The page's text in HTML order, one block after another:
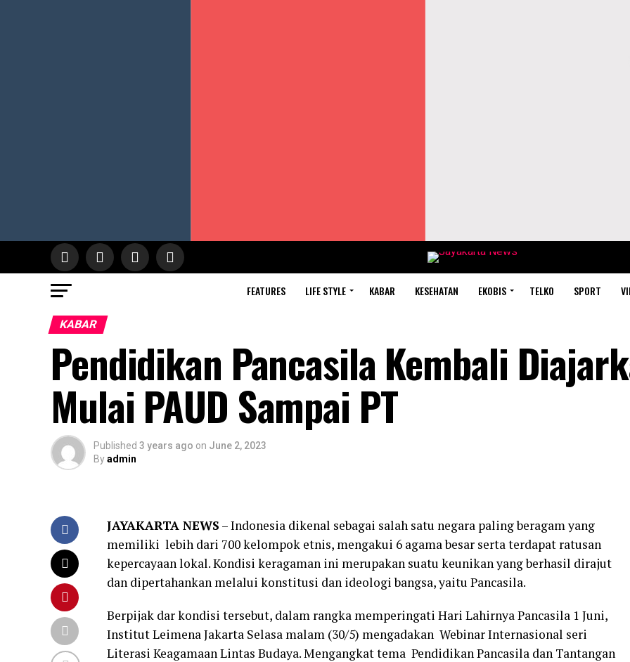
FEATURES LIFE STYLE KABAR KESEHATAN EKOBIS TELKO SPORT
KABAR
Pendidikan Pancasila Kembali
Mulai PAUD Sampai PT
Published 3 years ago on June 2, 2023
Byadmin
JAYAKARTA NEWS – Indonesia dikenal sebagai salah satu negara paling beragam yang
memiliki lebih dari 700 kelompok etnis, mengakui 6 agama besar serta terdapat ratusan
kepercayaan lokal. Kondisi keragaman ini merupakan suatu keunikan yang berhasil dirajut
dan dipertahankan melalui konstitusi dan ideologi bangsa, yaitu Pancasila.
Berpijak dar kondisi tersebut, dalam rangka memperingati Hari Lahirnya Pancasila 1 Juni,
Institut Leimena Jakarta Selasa malam (30/5) mengadakan Webinar Internasional seri
Literasi Keagamaan Lintas Budaya. Mengangkat tema Pendidikan Pancasila dan Tantangan